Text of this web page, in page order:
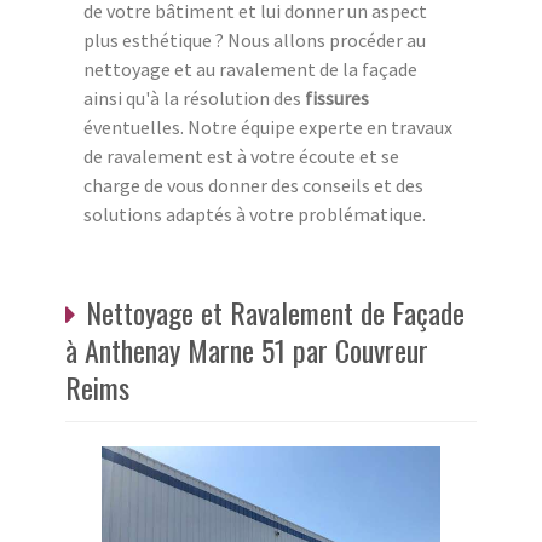
de votre bâtiment et lui donner un aspect
plus esthétique ? Nous allons procéder au
nettoyage et au ravalement de la façade
ainsi qu'à la résolution des fissures
éventuelles. Notre équipe experte en travaux
de ravalement est à votre écoute et se
charge de vous donner des conseils et des
solutions adaptés à votre problématique.
Nettoyage et Ravalement de Façade
à Anthenay Marne 51 par Couvreur
Reims